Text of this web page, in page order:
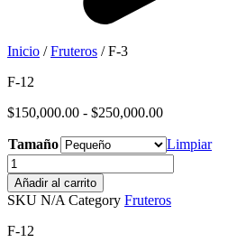
Inicio /Fruteros / F-3
F-12
$150,000.00 - $250,000.00Rango
precios:
desde
$150,000.00
$250,000.00
Tamaño
Limpiar
F-
3
cantidad
Añadir al carrito
SKU N/A Category Fruteros
F-12